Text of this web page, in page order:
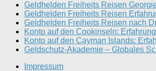
Geldhelden Freiheits Reisen
Geldhelden Freiheits Reisen
Geldhelden Freiheits Reisen nach
Konto auf den Cookinseln:
Konto auf den Cayman Islands:
Geldschutz-Akademie – Globales
Impressum